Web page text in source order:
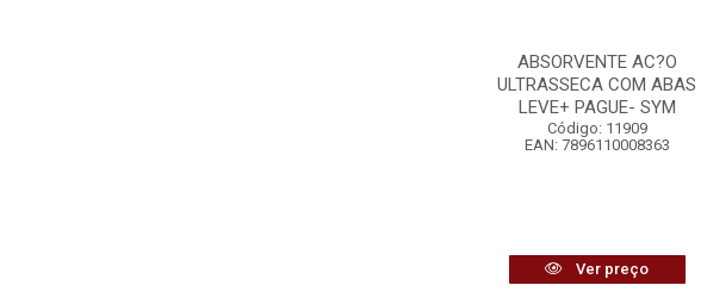
ABSORVENTE AC?O
ULTRASSECA COM ABAS
LEVE+ PAGUE- SYM
Código: 11909
EAN: 7896110008363
Ver preço